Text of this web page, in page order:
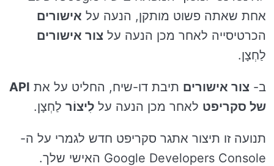
אחת שאתה פשוט מותקן, הנעה על אישורים
הכרטיסייה לאחר מכן הנעה על צור אישורים
לַחְצָן.
ב- צור אישורים תיבת דו-שיח, החליט על את API
של סקריפט לאחר מכן הנעה על לִיצוֹר לַחְצָן.
תנועה זו תיצור אתגר סקריפט חדש לגמרי על ה-
Google Developers Console האישי שלך.